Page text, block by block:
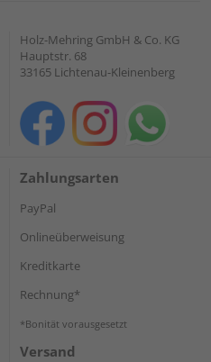
Holz-Mehring GmbH & Co. KG
Hauptstr. 68
33165 Lichtenau-Kleinenberg
Zahlungsarten
PayPal
Onlineüberweisung
Kreditkarte
Rechnung*
*Bonität vorausgesetzt
Versand